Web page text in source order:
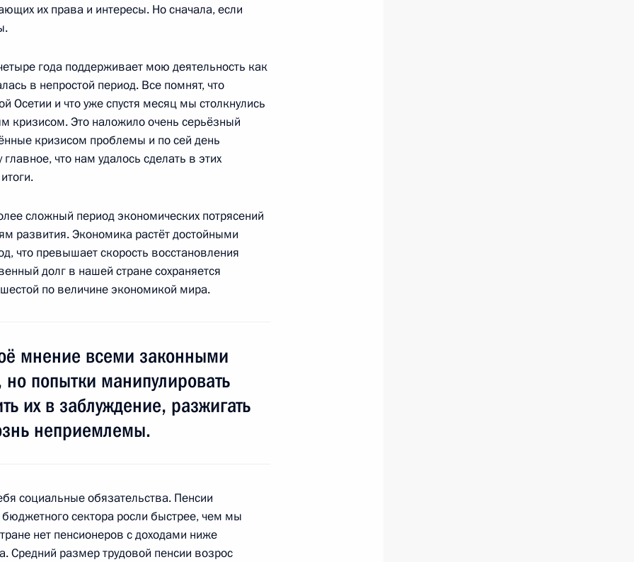
Силуанов
и индийских
индийских переговоров 1
союз
их права и интересы. Но сначала, если
года поддерживает мою деятельность как
в непростой период. Все помнят, что
Осетии и что уже спустя месяц мы столкнулись
Это наложило очень серьёзный
кризисом проблемы и по сей день
что нам удалось сделать в этих
сложный период экономических потрясений
развития. Экономика растёт достойными
что превышает скорость восстановления
долг в нашей стране сохраняется
по величине экономикой мира.
мнение всеми законными
попытки манипулировать
их в заблуждение, разжигать
неприемлемы.
социальные обязательства. Пенсии
сектора росли быстрее, чем мы
нет пенсионеров с доходами ниже
Средний размер трудовой пенсии возрос